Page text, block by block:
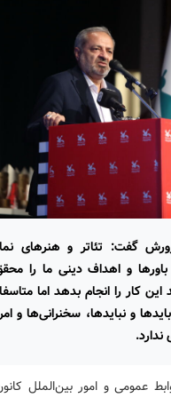
گفت: تئاتر و هنرهای
باورها و اهداف دینی ما را
کار را انجام بدهد اما
و نبایدها، سخنرانی‌ها و
عمومی و امور بین‌الملل